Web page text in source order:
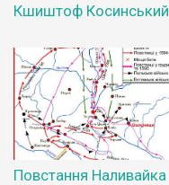
Кшиштоф Косинський
Повстання Наливайка